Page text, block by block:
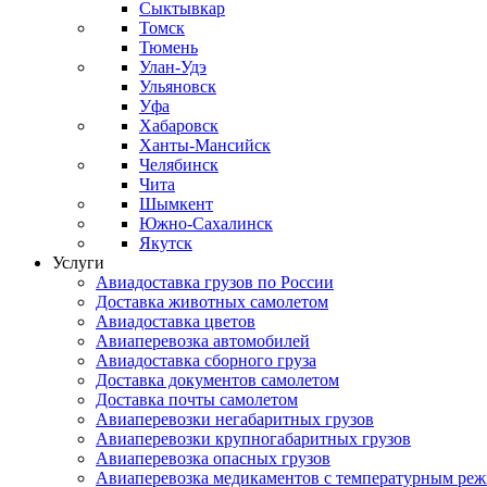
Сыктывкар
Томск
Тюмень
Улан-Удэ
Ульяновск
Уфа
Хабаровск
Ханты-Мансийск
Челябинск
Чита
Шымкент
Южно-Сахалинск
Якутск
Услуги
Авиадоставка грузов по России
Доставка животных самолетом
Авиадоставка цветов
Авиаперевозка автомобилей
Авиадоставка сборного груза
Доставка документов самолетом
Доставка почты самолетом
Авиаперевозки негабаритных грузов
Авиаперевозки крупногабаритных грузов
Авиаперевозка опасных грузов
Авиаперевозка медикаментов с температурным